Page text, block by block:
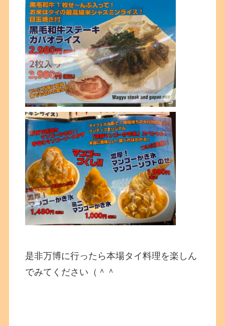
是非万博に行ったら本場タイ料理を楽しん
でみてください（＾＾